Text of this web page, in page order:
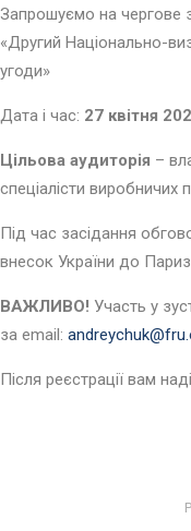
Запрошуємо на чергове
«Другий Національно-
угоди»
Дата і час: 27 квітня
Цільова аудиторія –
спеціалісти виробничих
Під час засідання
внесок України до
ВАЖЛИВО! Участь у
за email:
Після реєстрації вам